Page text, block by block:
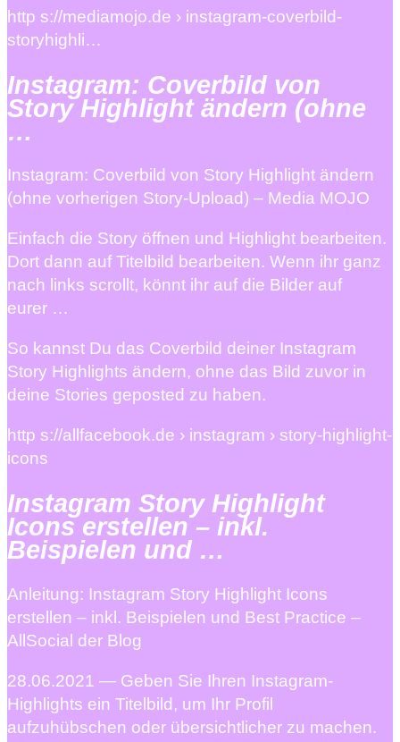
http s://mediamojo.de › instagram-coverbild-
storyhighli…
Instagram: Coverbild von
Story Highlight ändern (ohne
…
Instagram: Coverbild von Story Highlight ändern
(ohne vorherigen Story-Upload) – Media MOJO
Einfach die Story öffnen und Highlight bearbeiten.
Dort dann auf Titelbild bearbeiten. Wenn ihr ganz
nach links scrollt, könnt ihr auf die Bilder auf
eurer …
So kannst Du das Coverbild deiner Instagram
Story Highlights ändern, ohne das Bild zuvor in
deine Stories geposted zu haben.
http s://allfacebook.de › instagram › story-highlight-
icons
Instagram Story Highlight
Icons erstellen – inkl.
Beispielen und …
­Anleitung: Instagram Story Highlight Icons
erstellen – inkl. Beispielen und Best Practice –
AllSocial der Blog
28.06.2021 — Geben Sie Ihren Instagram-
Highlights ein Titelbild, um Ihr Profil
aufzuhübschen oder übersichtlicher zu machen.